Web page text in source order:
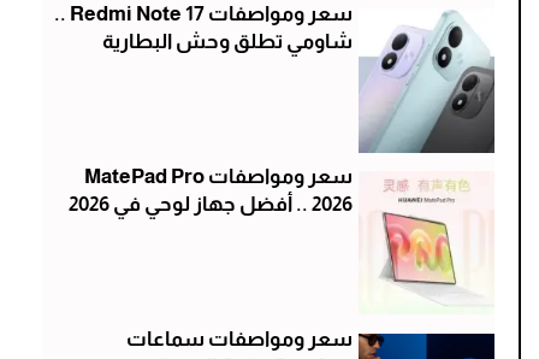
سعر ومواصفات Redmi Note 17 ..
شاومي تطلق وحش البطارية
سعر ومواصفات MatePad Pro
2026 .. أفضل جهاز لوحي في 2026
سعر ومواصفات سماعات